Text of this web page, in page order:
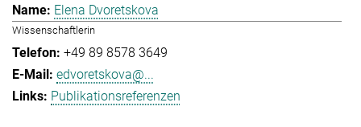
Elena Dvoretskova
Wissenschaftlerin
+49 89 8578 3649
edvoretskova@...
Publikationsreferenzen